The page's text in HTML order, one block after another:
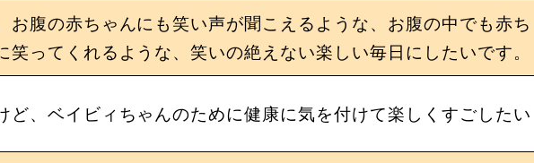
お腹の赤ちゃんにも笑い声が聞こえるような、お腹の中でも赤ち
笑ってくれるような、笑いの絶えない楽しい毎日にしたいです。
ど、ベイビィちゃんのために健康に気を付けて楽しくすごしたい